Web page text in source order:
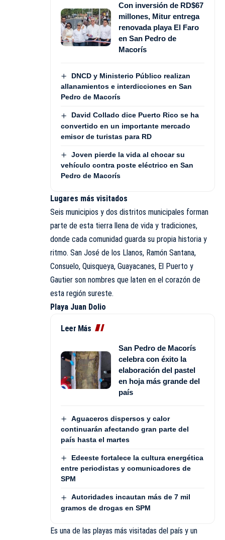
Con inversión de RD$67
millones, Mitur entrega
renovada playa El Faro
en San Pedro de
Macorís
DNCD y Ministerio Público realizan
allanamientos e interdicciones en San
Pedro de Macorís
David Collado dice Puerto Rico se ha
convertido en un importante mercado
emisor de turistas para RD
Joven pierde la vida al chocar su
vehículo contra poste eléctrico en San
Pedro de Macorís
Lugares más visitados
Seis municipios y dos distritos municipales forman
parte de esta tierra llena de vida y tradiciones,
donde cada comunidad guarda su propia historia y
ritmo. San José de los Llanos, Ramón Santana,
Consuelo, Quisqueya, Guayacanes, El Puerto y
Gautier son nombres que laten en el corazón de
esta región sureste.
Playa Juan Dolio
Leer Más
San Pedro de Macorís
celebra con éxito la
elaboración del pastel
en hoja más grande del
país
Aguaceros dispersos y calor
continuarán afectando gran parte del
país hasta el martes
Edeeste fortalece la cultura energética
entre periodistas y comunicadores de
SPM
Autoridades incautan más de 7 mil
gramos de drogas en SPM
Es una de las playas más visitadas del país y un